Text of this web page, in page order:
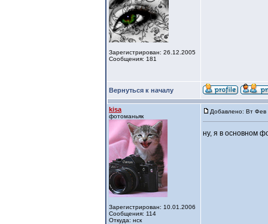
Зарегистрирован: 26.12.2005
Сообщения: 181
Вернуться к началу
kisa
фотоманьяк
Зарегистрирован: 10.01.2006
Сообщения: 114
Откуда: нск
Добавлено: Вт Фев
ну, я в основном